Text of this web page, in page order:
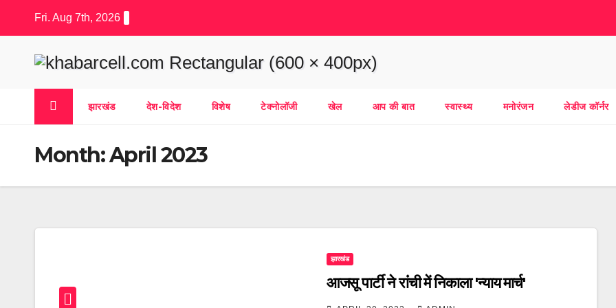
Fri. Aug 7th, 2026
झारखंड देश-विदेश विशेष टेक्नोलॉजी खेल आप की बात स्वास्थ्य मनोरंजन लेडीज कॉर्नर
Month:April 2023
झारखंड
आजसू पार्टी ने रांंची में निकाला 'न्याय मार्च'